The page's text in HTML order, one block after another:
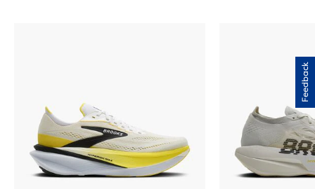
Feedback